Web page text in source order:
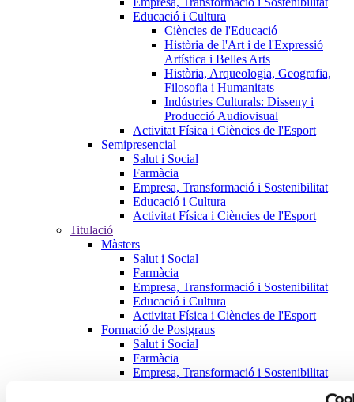
Educació i Cultura
Ciències de l'Educació
Història de l'Art i de l'Expressió
Artística i Belles Arts
Història, Arqueologia, Geografia,
Filosofia i Humanitats
Indústries Culturals: Disseny i
Producció Audiovisual
Activitat Física i Ciències de l'Esport
Semipresencial
Salut i Social
Farmàcia
Empresa, Transformació i Sostenibilitat
Educació i Cultura
Activitat Física i Ciències de l'Esport
Titulació
Màsters
Salut i Social
Farmàcia
Empresa, Transformació i Sostenibilitat
Educació i Cultura
Activitat Física i Ciències de l'Esport
Formació de Postgraus
Salut i Social
Farmàcia
Empresa, Transformació i Sostenibilitat